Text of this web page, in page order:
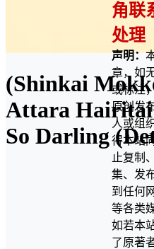
(Shinkai
Attara
So Darling
角联
处理
声明：
章，如
或标注
原创发
人或组
得本站
止复制
集、发
到任何
等各类
如若本
了原著